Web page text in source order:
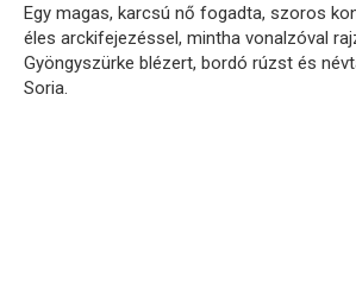
Egy magas, karcsú nő fogadta, szoros
éles arckifejezéssel, mintha vonalzóval
Gyöngyszürke blézert, bordó rúzst és
Soria.